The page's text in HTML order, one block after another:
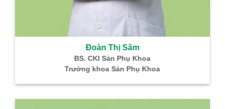
Đoàn Thị Sâm
BS. CKI Sản Phụ Khoa
Trưởng khoa Sản Phụ Khoa